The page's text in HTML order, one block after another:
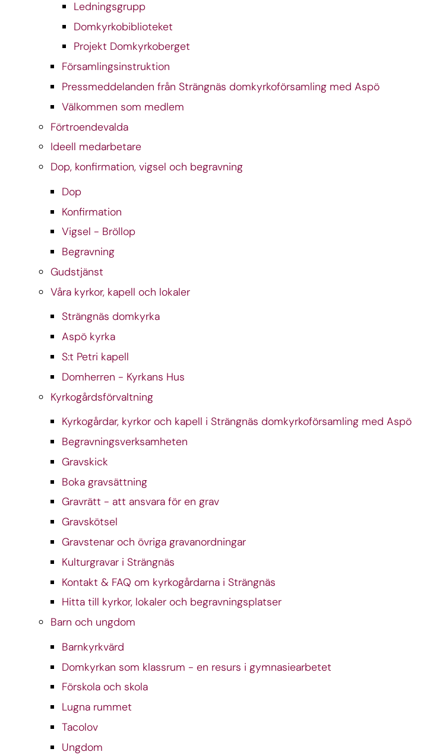
Ledningsgrupp
Domkyrkobiblioteket
Projekt Domkyrkoberget
Församlingsinstruktion
Pressmeddelanden från Strängnäs domkyrkoförsamling med Aspö
Välkommen som medlem
Förtroendevalda
Ideell medarbetare
Dop, konfirmation, vigsel och begravning
Dop
Konfirmation
Vigsel - Bröllop
Begravning
Gudstjänst
Våra kyrkor, kapell och lokaler
Strängnäs domkyrka
Aspö kyrka
S:t Petri kapell
Domherren - Kyrkans Hus
Kyrkogårdsförvaltning
Kyrkogårdar, kyrkor och kapell i Strängnäs domkyrkoförsamling med Aspö
Begravningsverksamheten
Gravskick
Boka gravsättning
Gravrätt - att ansvara för en grav
Gravskötsel
Gravstenar och övriga gravanordningar
Kulturgravar i Strängnäs
Kontakt & FAQ om kyrkogårdarna i Strängnäs
Hitta till kyrkor, lokaler och begravningsplatser
Barn och ungdom
Barnkyrkvärd
Domkyrkan som klassrum - en resurs i gymnasiearbetet
Förskola och skola
Lugna rummet
Tacolov
Ungdom